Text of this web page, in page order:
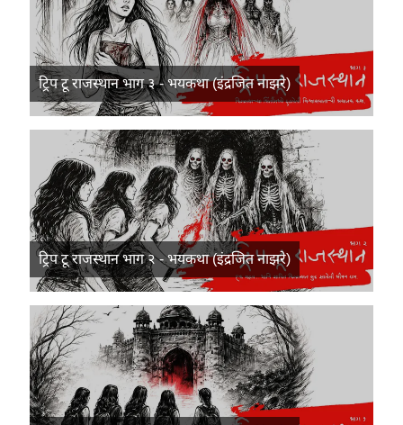
ट्रिप टू राजस्थान भाग ३ - भयकथा (इंद्रजित नाझरे)
ट्रिप टू राजस्थान भाग २ - भयकथा (इंद्रजित नाझरे)